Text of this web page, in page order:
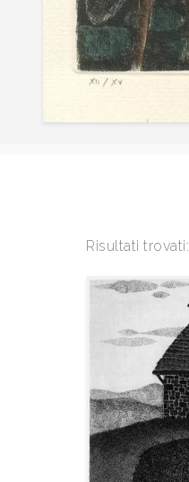
Risultati trovati: